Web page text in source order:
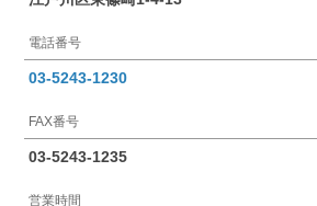
電話番号
03-5243-1230
FAX番号
03-5243-1235
営業時間